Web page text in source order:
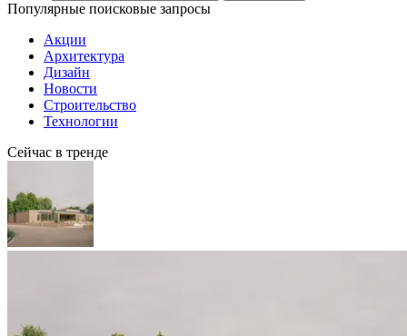
Популярные поисковые запросы
Акции
Архитектура
Дизайн
Новости
Строительство
Технологии
Сейчас в тренде